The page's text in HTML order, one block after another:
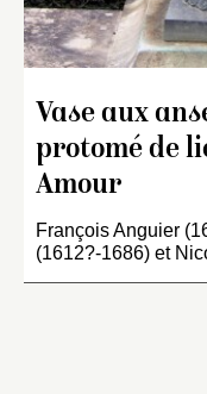
Vase aux
protomé de
Amour
François Anguier
(1612?-1686) et